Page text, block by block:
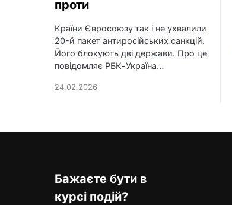
проти
Країни Євросоюзу так і не ухвалили
20-й пакет антиросійських санкцій.
Його блокують дві держави. Про це
повідомляє РБК-Україна…
24.02.2026
Бажаєте бути в
курсі подій?